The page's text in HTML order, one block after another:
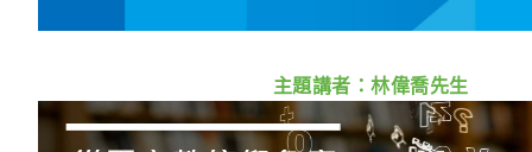
主題講者：林偉喬先生